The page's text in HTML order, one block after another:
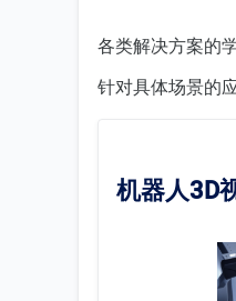
各类解决方案的
针对具体场景的
机器人3D